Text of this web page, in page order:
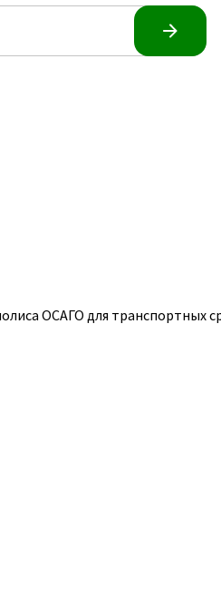
ОСАГО для транспортных